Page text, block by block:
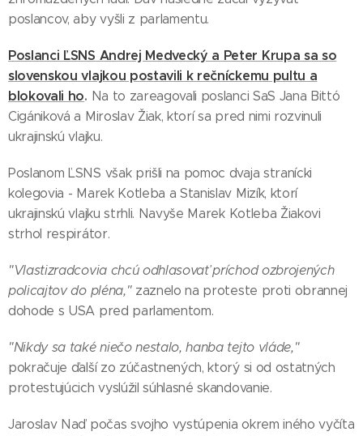
poslancov, aby vyšli z parlamentu.
Poslanci ĽSNS Andrej Medvecký a Peter Krupa sa so
slovenskou vlajkou postavili k rečníckemu pultu a
blokovali ho. Na to zareagovali poslanci SaS Jana Bittó
Cigániková a Miroslav Žiak, ktorí sa pred nimi rozvinuli
ukrajinskú vlajku.
Poslanom ĽSNS však prišli na pomoc dvaja stranícki
kolegovia - Marek Kotleba a Stanislav Mizík, ktorí
ukrajinskú vlajku strhli. Navyše Marek Kotleba Žiakovi
strhol respirátor.
"Vlastizradcovia chcú odhlasovať príchod ozbrojených
policajtov do pléna,"zaznelo na proteste proti obrannej
dohode s USA pred parlamentom.
"Nikdy sa také niečo nestalo, hanba tejto vláde,"
pokračuje ďalší zo zúčastnených, ktorý si od ostatných
protestujúcich vyslúžil súhlasné skandovanie.
Jaroslav Naď počas svojho vystúpenia okrem iného vyčíta